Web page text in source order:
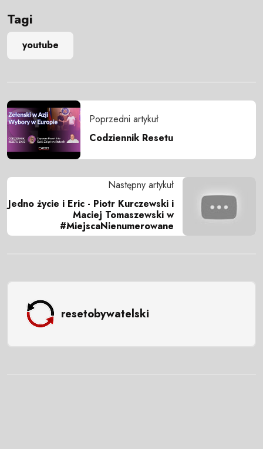
Tagi
youtube
Poprzedni artykuł
Codziennik Resetu
Następny artykuł
Jedno życie i Eric - Piotr Kurczewski i
Maciej Tomaszewski w
#MiejscaNienumerowane
resetobywatelski